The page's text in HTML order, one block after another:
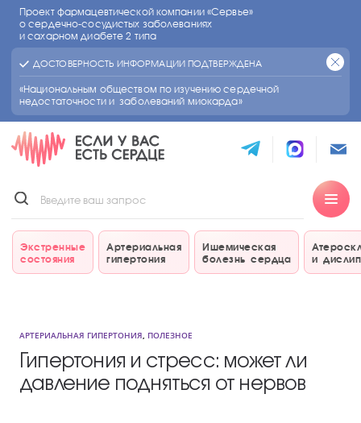
Проект фармацевтической компании «Сервье»
о сердечно-сосудистых заболеваниях
и сахарном диабете 2 типа
ДОСТОВЕРНОСТЬ ИНФОРМАЦИИ ПОДТВЕРЖДЕНА
«Национальным обществом по изучению сердечной
недостаточности и заболеваний миокарда»
Экстренные
состояния
Артериальная
гипертония
Ишемическая
болезнь сердца
и
АРТЕРИАЛЬНАЯ ГИПЕРТОНИЯ, ПОЛЕЗНОЕ
Гипертония и стресс: может ли
давление подняться от нервов